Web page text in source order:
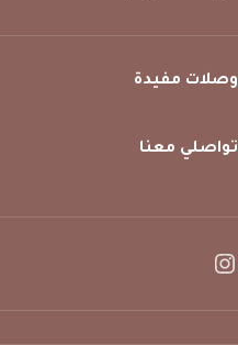
وصلات مفيدة
تواصلي معنا